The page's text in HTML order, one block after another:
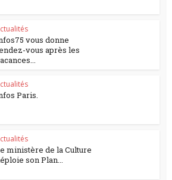
vous donne
vous après les
Paris.
ministère de la Culture
son Plan...